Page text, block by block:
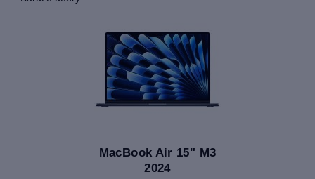
MacBook Air 15" M3
2024